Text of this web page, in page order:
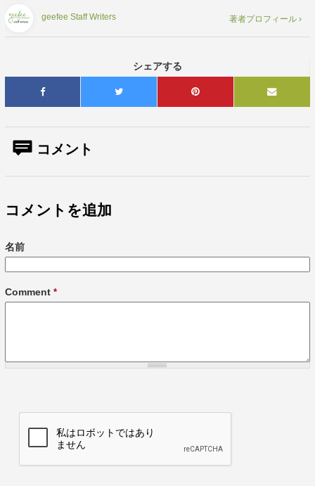
geefee Staff Writers 著者プロフィール ›
シェアする
コメント
コメントを追加
名前
Comment *